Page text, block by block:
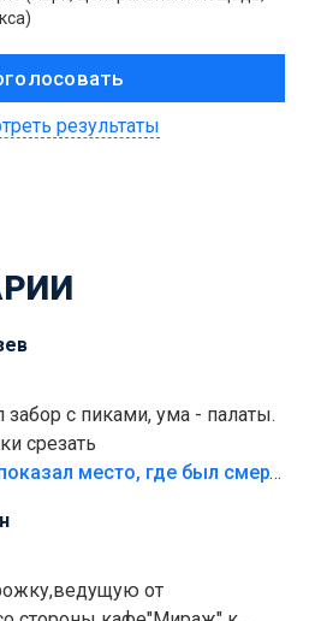
результаты
забор с пиками, ума - палаты.
срезать
«Попал на пику»: СК показал место, где был смертельно травмирован ребенок в Тольятти
от